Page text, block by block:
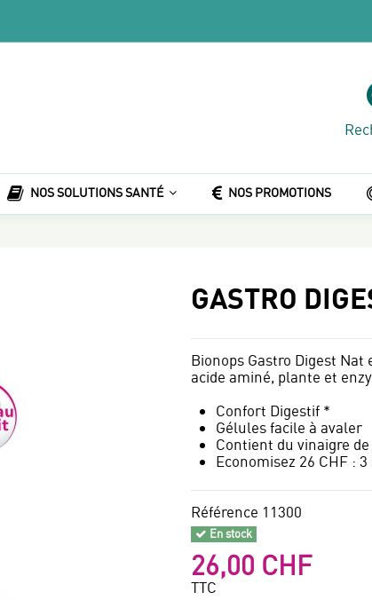
NOS SOLUTIONS SANTÉ NOS PROMOTIONS
GASTRO
Bionops Gastro Digest
acide aminé, plante et
Confort Digestif *
Gélules facile à avaler
Contient du vinaigre
Economisez 26 CHF :
Référence 11300
En stock
26,00 CHF
TTC